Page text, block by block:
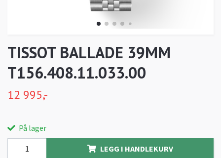
TISSOT BALLADE 39MM
T156.408.11.033.00
12 995,-
På lager
LEGG I HANDLEKURV